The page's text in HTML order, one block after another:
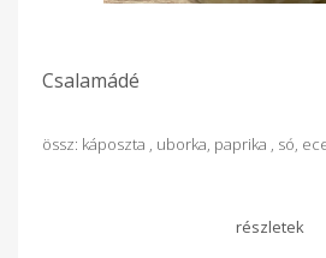
Csalamádé
össz: káposzta , uborka, paprika , só,